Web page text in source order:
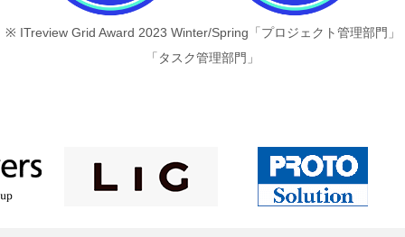
※ ITreview Grid Award 2023 Winter/Spring「プロジェクト管理部門」
「タスク管理部門」